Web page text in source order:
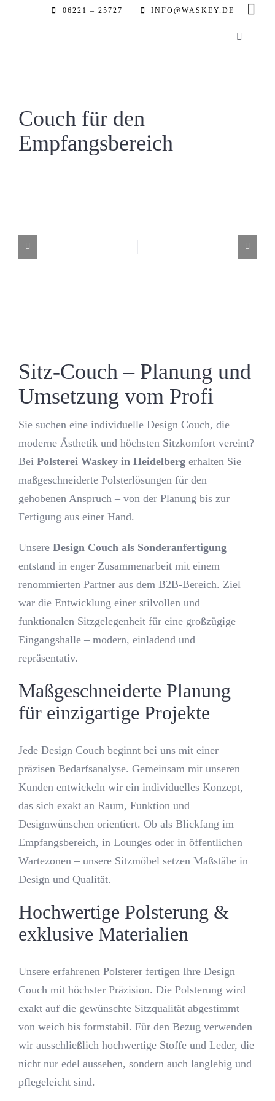
06221 – 25727 INFO@WASKEY.DE
Toggle
Couch für den
Empfangsbereich
Sitz-Couch – Planung und
Umsetzung vom Profi
Sie suchen eine individuelle Design Couch, die
moderne Ästhetik und höchsten Sitzkomfort vereint?
Bei Polsterei Waskey in Heidelberg erhalten Sie
maßgeschneiderte Polsterlösungen für den
gehobenen Anspruch – von der Planung bis zur
Fertigung aus einer Hand.
Unsere Design Couch als Sonderanfertigung
entstand in enger Zusammenarbeit mit einem
renommierten Partner aus dem B2B-Bereich. Ziel
war die Entwicklung einer stilvollen und
funktionalen Sitzgelegenheit für eine großzügige
Eingangshalle – modern, einladend und
repräsentativ.
Maßgeschneiderte Planung
für einzigartige Projekte
Jede Design Couch beginnt bei uns mit einer
präzisen Bedarfsanalyse. Gemeinsam mit unseren
Kunden entwickeln wir ein individuelles Konzept,
das sich exakt an Raum, Funktion und
Designwünschen orientiert. Ob als Blickfang im
Empfangsbereich, in Lounges oder in öffentlichen
Wartezonen – unsere Sitzmöbel setzen Maßstäbe in
Design und Qualität.
Hochwertige Polsterung &
exklusive Materialien
Unsere erfahrenen Polsterer fertigen Ihre Design
Couch mit höchster Präzision. Die Polsterung wird
exakt auf die gewünschte Sitzqualität abgestimmt –
von weich bis formstabil. Für den Bezug verwenden
wir ausschließlich hochwertige Stoffe und Leder, die
nicht nur edel aussehen, sondern auch langlebig und
pflegeleicht sind.